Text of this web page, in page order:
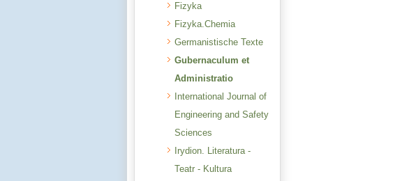
Fizyka
Fizyka.Chemia
Germanistische Texte
Gubernaculum et
Administratio
International Journal of
Engineering and Safety
Sciences
Irydion. Literatura -
Teatr - Kultura